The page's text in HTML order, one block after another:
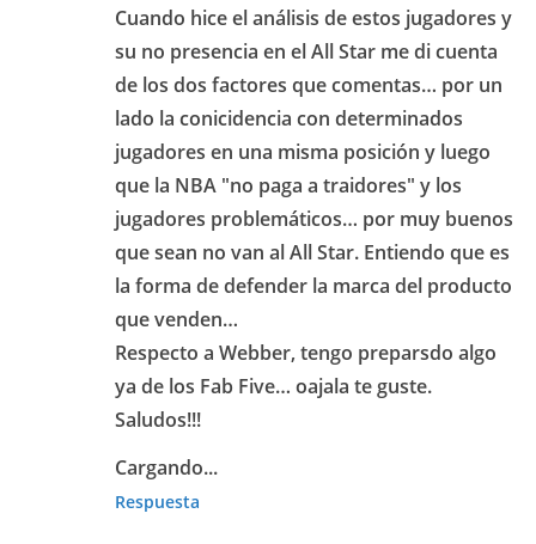
Cuando hice el análisis de estos jugadores y
su no presencia en el All Star me di cuenta
de los dos factores que comentas… por un
lado la conicidencia con determinados
jugadores en una misma posición y luego
que la NBA "no paga a traidores" y los
jugadores problemáticos… por muy buenos
que sean no van al All Star. Entiendo que es
la forma de defender la marca del producto
que venden…
Respecto a Webber, tengo preparsdo algo
ya de los Fab Five… oajala te guste.
Saludos!!!
Cargando...
Respuesta